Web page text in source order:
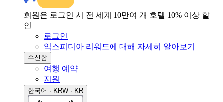
회원은 로그인 시 전 세계 10만여 개 호텔 10% 이상 할
인
로그인
익스피디아 리워드에 대해 자세히 알아보기
수신함
여행 예약
지원
한국어 · KRW · KR